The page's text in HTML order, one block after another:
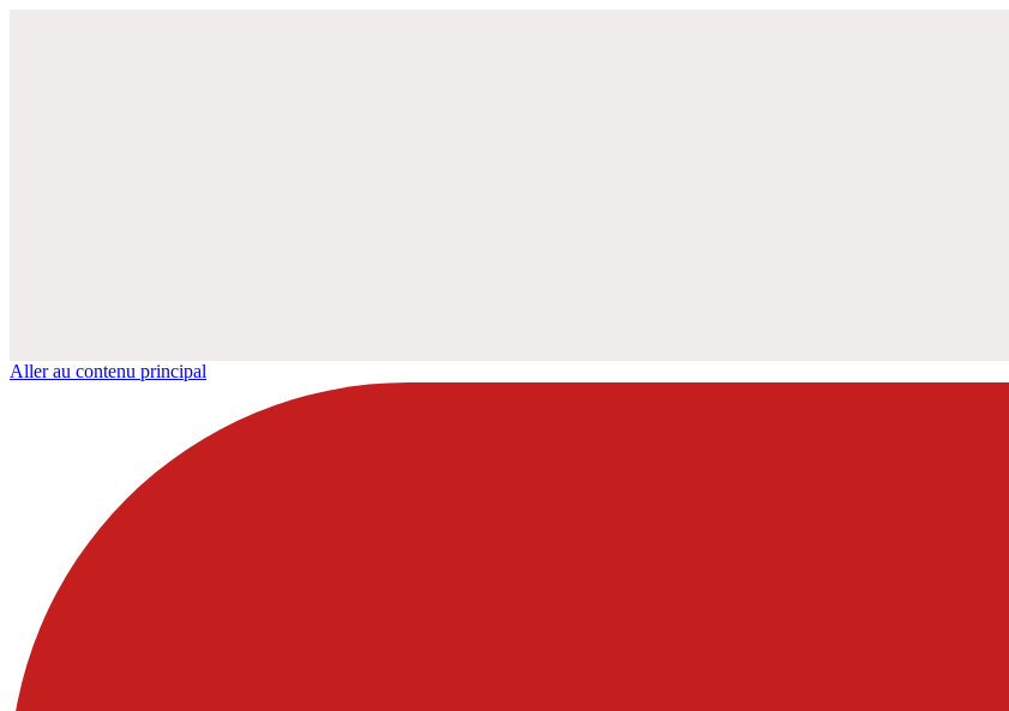
Aller au contenu principal